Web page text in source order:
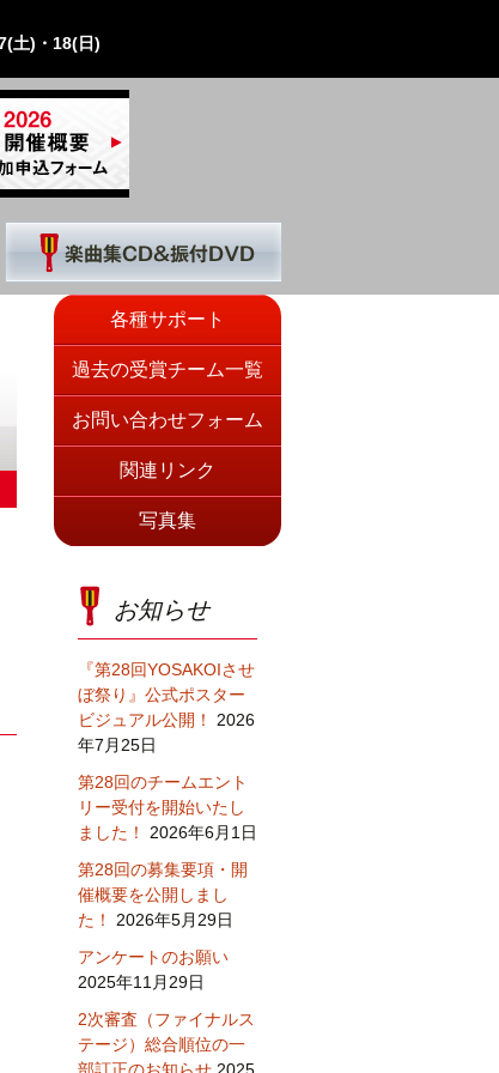
土)・18(日)
各種サポート
過去の受賞チーム一覧
お問い合わせフォーム
関連リンク
写真集
お知らせ
『第28回YOSAKOIさせ
ぼ祭り』公式ポスター
ビジュアル公開！
2026
年7月25日
第28回のチームエント
リー受付を開始いたし
ました！
2026年6月1日
第28回の募集要項・開
催概要を公開しまし
た！
2026年5月29日
アンケートのお願い
2025年11月29日
2次審査（ファイナルス
テージ）総合順位の一